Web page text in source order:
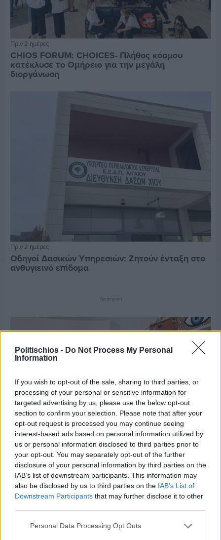
Politischios - Do Not Process My Personal
Information
If you wish to opt-out of the sale, sharing to third parties, or
processing of your personal or sensitive information for
targeted advertising by us, please use the below opt-out
section to confirm your selection. Please note that after your
opt-out request is processed you may continue seeing
interest-based ads based on personal information utilized by
us or personal information disclosed to third parties prior to
your opt-out. You may separately opt-out of the further
disclosure of your personal information by third parties on the
IAB’s list of downstream participants. This information may
also be disclosed by us to third parties on the IAB’s List of
Downstream Participants that may further disclose it to other
Personal Data Processing Opt Outs
Πριν 2 ημέρες
CHIOS FORUM: CHOICES- Πλήθος κόσμου
κατέκλυσε το Ομήρειο για την μεγάλη
διοργάνωση
Πριν 2 ημέρες
Οδηγοί Δασικών Υπηρεσιών: Ζητούν ένταξη στο
ανθυγιεινό επίδομα
Διαφήμιση
Πριν 3 ημέρες
Οι ξεχωριστές καλοκαιρινές προτάσεις του
Clementine Chios